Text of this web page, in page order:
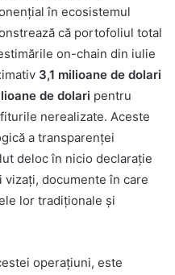
în ecosistemul
că portofoliul total
on-chain din iulie
3,1 milioane de dolari
de dolari pentru
nerealizate. Aceste
a transparenței
deloc în nicio declarație
vizați, documente în care
lor tradiționale și
operațiuni, este